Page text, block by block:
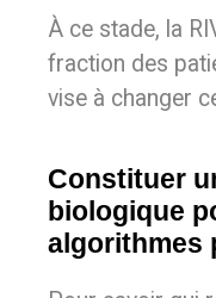
À ce stade, la
fraction des
vise à changer
Constituer
biologique
algorithmes